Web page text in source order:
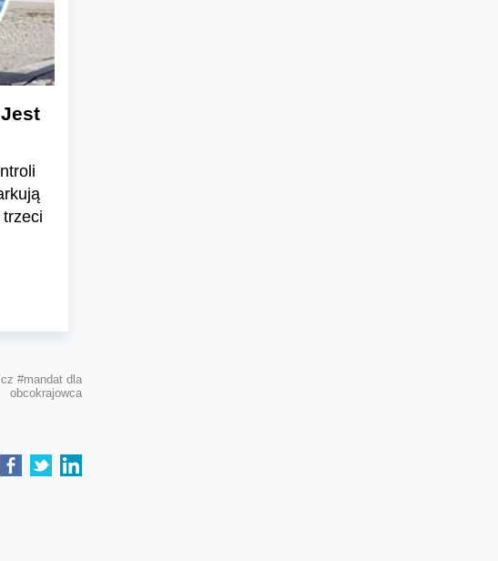
#mandat dla
obcokrajowca